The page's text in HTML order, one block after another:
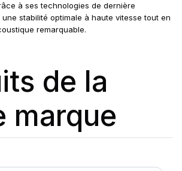
à ses technologies de dernière
stabilité optimale à haute vitesse tout en
remarquable.
de la
marque